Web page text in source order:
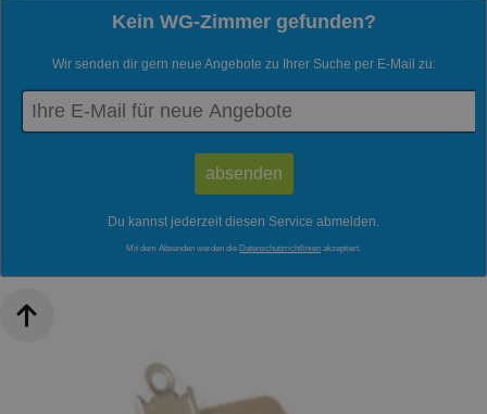
Kein WG-Zimmer gefunden?
Wir senden dir gern neue Angebote zu Ihrer Suche per E-Mail zu:
Du kannst jederzeit diesen Service abmelden.
Mit dem Absenden werden die Datenschutzrichtlinien akzeptiert.